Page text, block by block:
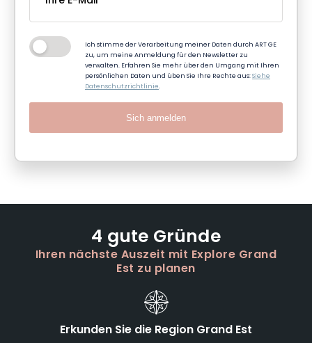
Ich stimme der Verarbeitung meiner Daten durch ART GE
zu, um meine Anmeldung für den Newsletter zu
verwalten. Erfahren Sie mehr über den Umgang mit Ihren
persönlichen Daten und üben Sie Ihre Rechte aus:Siehe
Datenschutzrichtlinie.
Sich anmelden
4 gute Gründe
Ihren nächste Auszeit mit Explore Grand
Est zu planen
Erkunden Sie die Region Grand Est